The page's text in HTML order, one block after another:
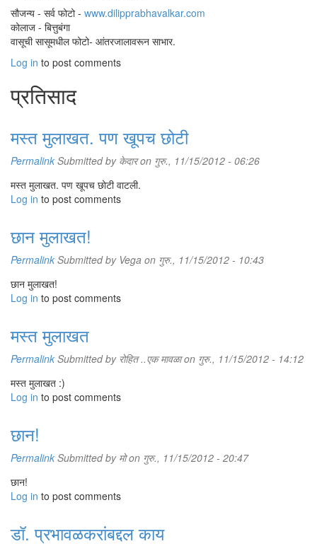
सौजन्य - सर्व फोटो - www.dilipprabhavalkar.com
कोलाज - बित्तुबंगा
वासूची सासूमधील फोटो- आंतरजालावरून साभार.
Log in to post comments
प्रतिसाद
मस्त मुलाखत. पण खूपच छोटी
Permalink Submitted by केदारon गुरु., 11/15/2012 - 06:26
मस्त मुलाखत. पण खूपच छोटी वाटली.
Log in to post comments
छान मुलाखत!
Permalink Submitted by Vega on गुरु., 11/15/2012 - 10:43
छान मुलाखत!
Log in to post comments
मस्त मुलाखत
Permalink Submitted by रोहित ..एक मावळाon गुरु., 11/15/2012 - 14:12
मस्त मुलाखत :)
Log in to post comments
छान!
Permalink Submitted by मोon गुरु., 11/15/2012 - 20:47
छान!
Log in to post comments
डॉ. प्रभावळकरांबद्दल काय